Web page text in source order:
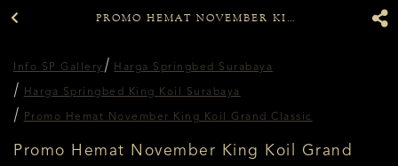
PROMO HEMAT NOVEMBER KING KOIL GRAND CLASSIC
Info SP Gallery Harga Springbed Surabaya
Harga Springbed King Koil Surabaya
Promo Hemat November King Koil Grand Classic
Promo Hemat November King Koil Grand